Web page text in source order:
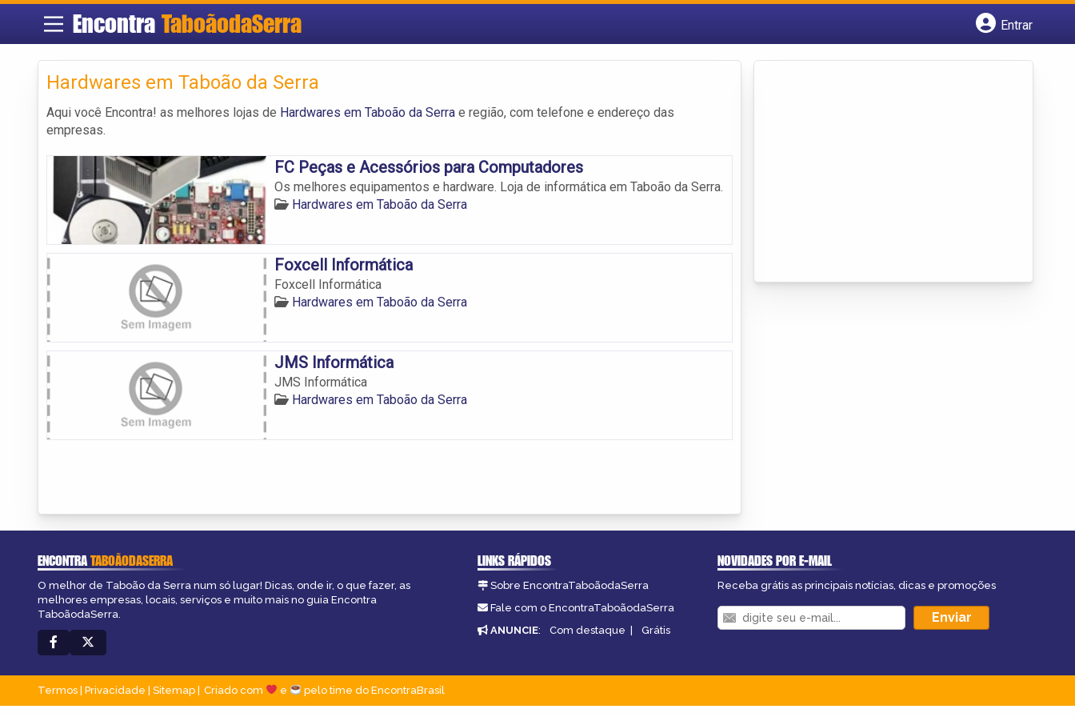
Encontra TaboãodaSerra
Entrar
Hardwares em Taboão da Serra
Aqui você Encontra! as melhores lojas de Hardwares em Taboão da Serra e região, com telefone e endereço das
empresas.
FC Peças e Acessórios para Computadores
Os melhores equipamentos e hardware. Loja de informática em Taboão da Serra.
Hardwares em Taboão da Serra
Foxcell Informática
Foxcell Informática
Hardwares em Taboão da Serra
JMS Informática
JMS Informática
Hardwares em Taboão da Serra
ENCONTRATABOÃODASERRA
O melhor de Taboão da Serra num só lugar! Dicas, onde ir, o que fazer, as
melhores empresas, locais, serviços e muito mais no guia Encontra
TaboãodaSerra.
LINKS RÁPIDOS
Sobre EncontraTaboãodaSerra
Fale com o EncontraTaboãodaSerra
ANUNCIE: Com destaque | Grátis
NOVIDADES POR E-MAIL
Receba grátis as principais notícias, dicas e promoções
Termos | Privacidade | Sitemap Criado com e pelo time do EncontraBrasil